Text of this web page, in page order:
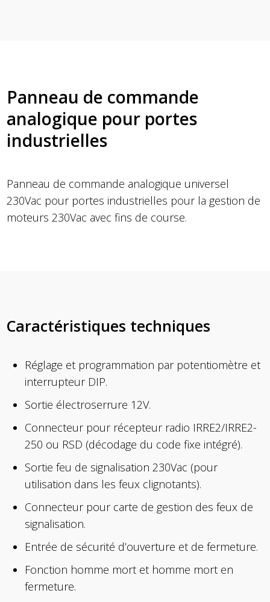
Panneau de commande
analogique pour portes
industrielles
Panneau de commande analogique universel
230Vac pour portes industrielles pour la gestion de
moteurs 230Vac avec fins de course.
Caractéristiques techniques
Réglage et programmation par potentiomètre et
interrupteur DIP.
Sortie électroserrure 12V.
Connecteur pour récepteur radio IRRE2/IRRE2-
250 ou RSD (décodage du code fixe intégré).
Sortie feu de signalisation 230Vac (pour
utilisation dans les feux clignotants).
Connecteur pour carte de gestion des feux de
signalisation.
Entrée de sécurité d’ouverture et de fermeture.
Fonction homme mort et homme mort en
fermeture.